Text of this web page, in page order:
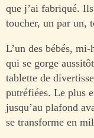
que j’ai fabriqué.
toucher, un par un,
L’un des bébés,
qui se gorge
tablette de
putréfiées. Le plus
jusqu’au plafond
se transforme en